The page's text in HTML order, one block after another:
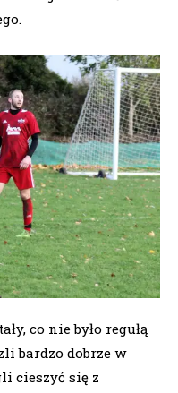
co nie było regułą
bardzo dobrze w
cieszyć się z